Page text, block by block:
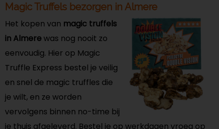
Magic Truffels bezorgen in Almere
Het kopen van magic truffels
in Almerewas nog nooit zo
eenvoudig. Hier op Magic
Truffle Express bestel je veilig
en snel de magic truffles die
je wilt, en ze worden
vervolgens binnen no-time bij
je thuis afgeleverd. Bestel je op werkdagen vroeg op